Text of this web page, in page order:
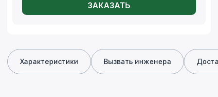
ЗАКАЗАТЬ
Характеристики Вызвать инженера